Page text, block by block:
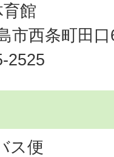
館
市西条町田
2525
ス便